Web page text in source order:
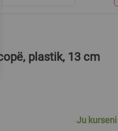
plastik, 13 cm
Ju kurseni